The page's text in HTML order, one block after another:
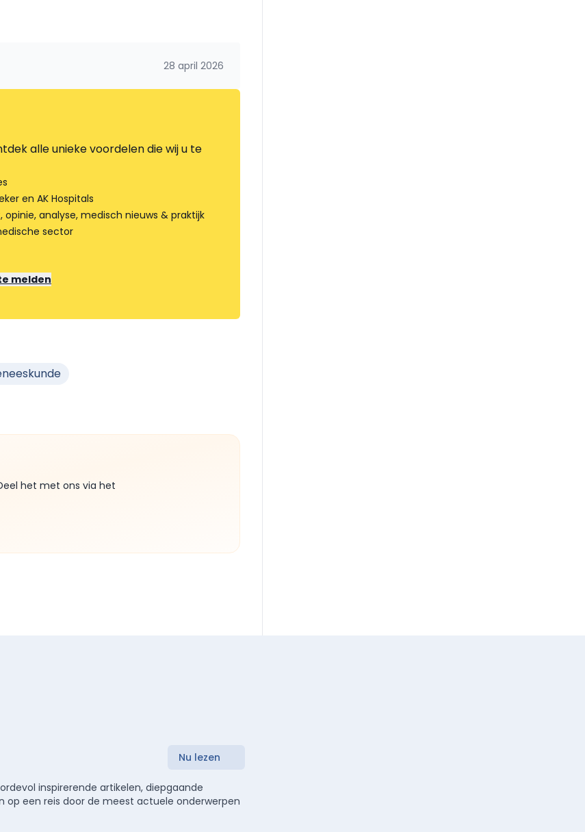
28 april 2026
alle unieke voordelen die wij u te
en AK Hospitals
analyse, medisch nieuws & praktijk
sector
melden
het met ons via het
Nu lezen
inspirerende artikelen, diepgaande
op een reis door de meest actuele onderwerpen